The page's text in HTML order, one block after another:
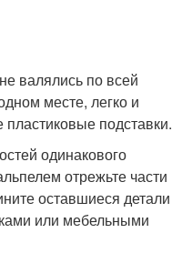
валялись по всей
месте, легко и
подставки.
одинакового
отрежьте части
оставшиеся детали
или мебельными